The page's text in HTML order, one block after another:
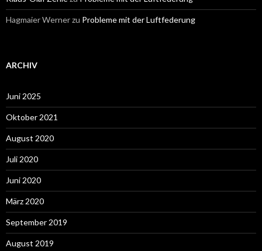
Hagmaier Wernerzu Probleme mit der Luftfederung
ARCHIV
Juni 2025
Oktober 2021
August 2020
Juli 2020
Juni 2020
März 2020
September 2019
August 2019